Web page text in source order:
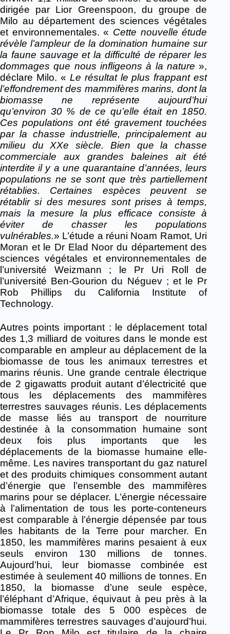
dirigée par Lior Greenspoon, du groupe de
Milo au département des sciences végétales
et environnementales. « Cette nouvelle étude
révèle l’ampleur de la domination humaine sur
la faune sauvage et la difficulté de réparer les
dommages que nous infligeons à la nature »,
déclare Milo. « Le résultat le plus frappant est
l’effondrement des mammifères marins, dont la
biomasse ne représente aujourd’hui
qu’environ 30 % de ce qu’elle était en 1850.
Ces populations ont été gravement touchées
par la chasse industrielle, principalement au
milieu du XXe siècle. Bien que la chasse
commerciale aux grandes baleines ait été
interdite il y a une quarantaine d’années, leurs
populations ne se sont que très partiellement
rétablies. Certaines espèces peuvent se
rétablir si des mesures sont prises à temps,
mais la mesure la plus efficace consiste à
éviter de chasser les populations
vulnérables.» L’étude a réuni Noam Ramot, Uri
Moran et le Dr Elad Noor du département des
sciences végétales et environnementales de
l’université Weizmann ; le Pr Uri Roll de
l’université Ben-Gourion du Néguev ; et le Pr
Rob Phillips du California Institute of
Technology.
Autres points important : le déplacement total
des 1,3 milliard de voitures dans le monde est
comparable en ampleur au déplacement de la
biomasse de tous les animaux terrestres et
marins réunis. Une grande centrale électrique
de 2 gigawatts produit autant d’électricité que
tous les déplacements des mammifères
terrestres sauvages réunis. Les déplacements
de masse liés au transport de nourriture
destinée à la consommation humaine sont
deux fois plus importants que les
déplacements de la biomasse humaine elle-
même. Les navires transportant du gaz naturel
et des produits chimiques consomment autant
d’énergie que l’ensemble des mammifères
marins pour se déplacer. L’énergie nécessaire
à l’alimentation de tous les porte-conteneurs
est comparable à l’énergie dépensée par tous
les habitants de la Terre pour marcher. En
1850, les mammifères marins pesaient à eux
seuls environ 130 millions de tonnes.
Aujourd’hui, leur biomasse combinée est
estimée à seulement 40 millions de tonnes. En
1850, la biomasse d’une seule espèce,
l’éléphant d’Afrique, équivaut à peu près à la
biomasse totale des 5 000 espèces de
mammifères terrestres sauvages d’aujourd’hui.